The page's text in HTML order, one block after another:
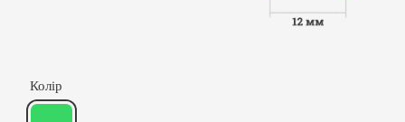
Колір